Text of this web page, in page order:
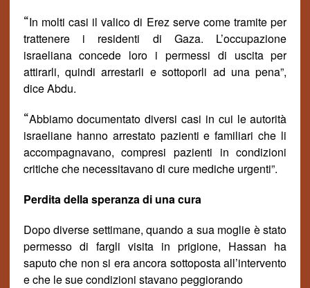
“In molti casi il valico di Erez serve come tramite per
trattenere i residenti di Gaza. L’occupazione
israeliana concede loro i permessi di uscita per
attirarli, quindi arrestarli e sottoporli ad una pena”,
dice Abdu.
“Abbiamo documentato diversi casi in cui le autorità
israeliane hanno arrestato pazienti e familiari che li
accompagnavano, compresi pazienti in condizioni
critiche che necessitavano di cure mediche urgenti”.
Perdita della speranza di una cura
Dopo diverse settimane, quando a sua moglie è stato
permesso di fargli visita in prigione, Hassan ha
saputo che non si era ancora sottoposta all’intervento
e che le sue condizioni stavano peggiorando